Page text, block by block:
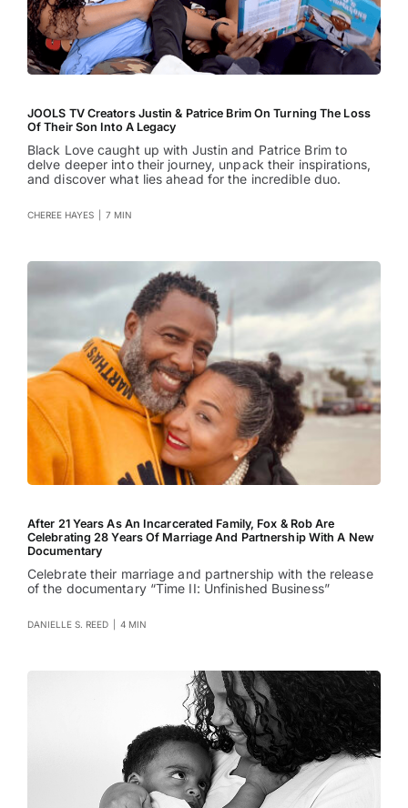
JOOLS TV Creators Justin & Patrice Brim On Turning The Loss
Of Their Son Into A Legacy
Black Love caught up with Justin and Patrice Brim to
delve deeper into their journey, unpack their inspirations,
and discover what lies ahead for the incredible duo.
CHEREE HAYES 7 MIN
After 21 Years As An Incarcerated Family, Fox & Rob Are
Celebrating 28 Years Of Marriage And Partnership With A New
Documentary
Celebrate their marriage and partnership with the release
of the documentary “Time II: Unfinished Business”
DANIELLE S. REED 4 MIN